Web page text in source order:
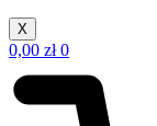
X
0,00 zł 0